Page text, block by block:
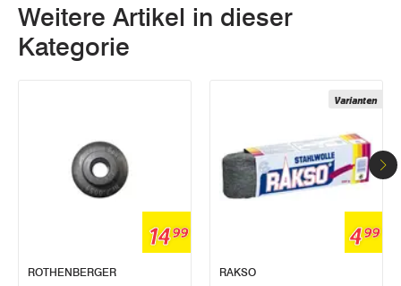
Weitere Artikel in dieser
Kategorie
1499
ROTHENBERGER
Varianten
499
RAKSO